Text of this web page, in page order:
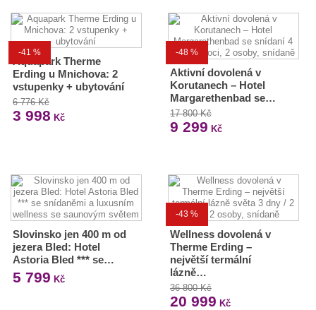
-41 %
Aquapark Therme
Erding u Mnichova: 2
vstupenky + ubytování
6 776 Kč
3 998 Kč
-48 %
Aktivní dovolená v
Korutanech – Hotel
Margarethenbad se…
17 800 Kč
9 299 Kč
Slovinsko jen 400 m od
jezera Bled: Hotel
Astoria Bled *** se…
5 799 Kč
-43 %
Wellness dovolená v
Therme Erding –
největší termální
lázně…
36 800 Kč
20 999 Kč